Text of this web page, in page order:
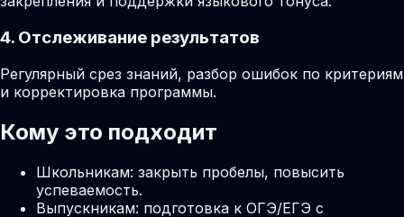
4. Отслеживание результатов
Регулярный срез знаний, разбор ошибок по критериям
и корректировка программы.
Кому это подходит
Школьникам: закрыть пробелы, повысить
успеваемость.
Выпускникам: подготовка к ОГЭ/ЕГЭ с